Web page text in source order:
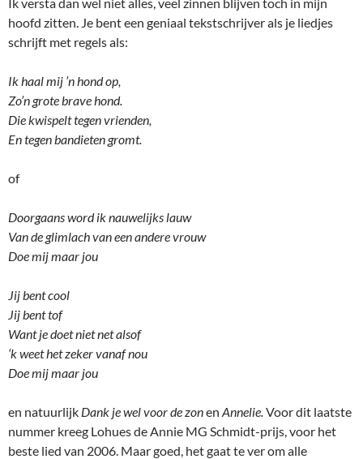
hoofd zitten. Je bent een geniaal tekstschrijver als je liedjes
schrijft met regels als:
Ik haal mij ’n hond op,
Zo’n grote brave hond.
Die kwispelt tegen vrienden,
En tegen bandieten gromt.
of
Doorgaans word ik nauwelijks lauw
Van de glimlach van een andere vrouw
Doe mij maar jou
Jij bent cool
Jij bent tof
Want je doet niet net alsof
‘k weet het zeker vanaf nou
Doe mij maar jou
en natuurlijk Dank je wel voor de zonen Annelie.Voor dit laatste
nummer kreeg Lohues de Annie MG Schmidt-prijs, voor het
beste lied van 2006. Maar goed, het gaat te ver om alle